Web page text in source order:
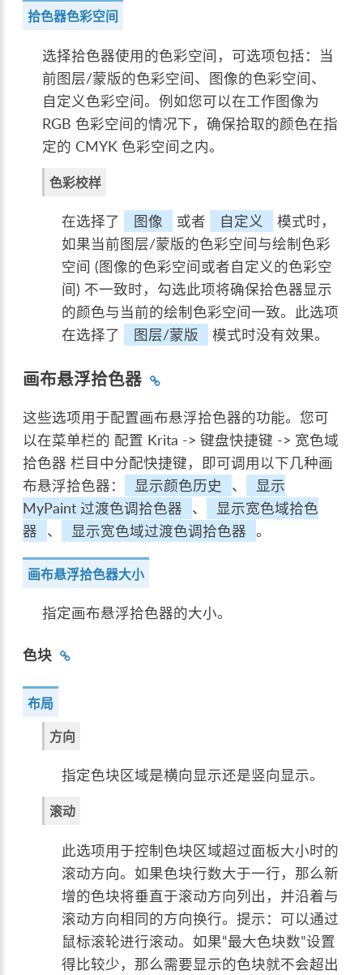
拾色器色彩空间
选择拾色器使用的色彩空间，可选项包括：当
前图层/蒙版的色彩空间、图像的色彩空间、
自定义色彩空间。例如您可以在工作图像为
RGB 色彩空间的情况下，确保拾取的颜色在指
定的 CMYK 色彩空间之内。
色彩校样
在选择了 图像 或者 自定义
模式时，
如果当前图层/蒙版的色彩空间与绘制色彩
空间 (图像的色彩空间或者自定义的色彩空
间) 不一致时，勾选此项将确保拾色器显示
的颜色与当前的绘制色彩空间一致。此选项
在选择了
图层/蒙版 模式时没有效果。
画布悬浮拾色器
这些选项用于配置画布悬浮拾色器的功能。您可
以在菜单栏的 配置 Krita -> 键盘快捷键 -> 宽色域
拾色器 栏目中分配快捷键，即可调用以下几种画
布悬浮拾色器：
显示颜色历史 、
显示
MyPaint 过渡色调拾色器
、
显示宽色域拾色
器
、 显示宽色域过渡色调拾色器 。
画布悬浮拾色器大小
指定画布悬浮拾色器的大小。
色块
布局
方向
指定色块区域是横向显示还是竖向显示。
滚动
此选项用于控制色块区域超过面板大小时的
滚动方向。如果色块行数大于一行，那么新
增的色块将垂直于滚动方向列出，并沿着与
滚动方向相同的方向换行。提示：可以通过
鼠标滚轮进行滚动。如果“最大色块数”设置
得比较少，那么需要显示的色块就不会超出